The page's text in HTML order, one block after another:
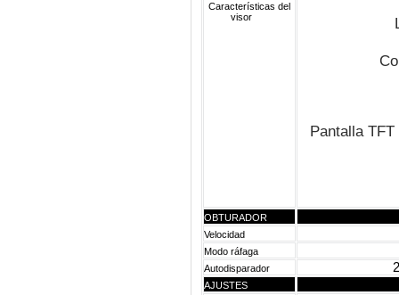
Características del
visor
Pantalla
OBTURADOR
Velocidad
Modo ráfaga
Autodisparador
AJUSTES